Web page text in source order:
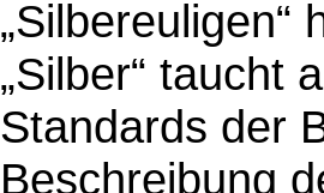
„Silbereuligen“
„Silber“ taucht
Standards der
Beschreibung